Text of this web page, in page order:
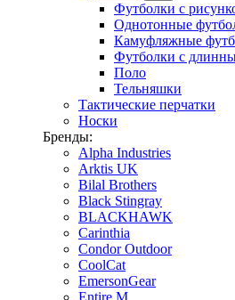
Футболки с
Однотонные
Камуфляжные
Футболки с
Поло
Тельняшки
Тактические перчатки
Носки
Бренды:
Alpha Industries
Arktis UK
Bilal Brothers
Black Stingray
BLACKHAWK
Carinthia
Condor Outdoor
CoolCat
EmersonGear
Entire M